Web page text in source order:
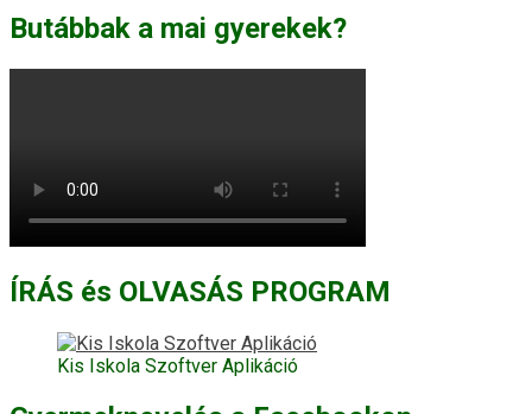
Butábbak a mai gyerekek?
ÍRÁS és OLVASÁS PROGRAM
Kis Iskola Szoftver Aplikáció